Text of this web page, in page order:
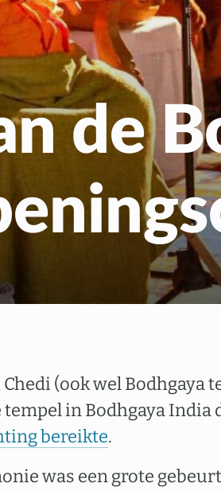
Gratis
EN NL
de
(ook wel Bodhgaya
in Bodhgaya India
bereikte.
was een grote